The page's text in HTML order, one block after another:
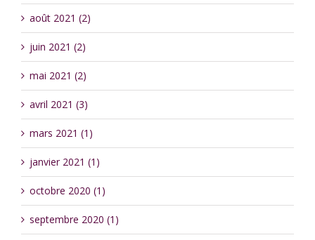
août 2021 (2)
juin 2021 (2)
mai 2021 (2)
avril 2021 (3)
mars 2021 (1)
janvier 2021 (1)
octobre 2020 (1)
septembre 2020 (1)